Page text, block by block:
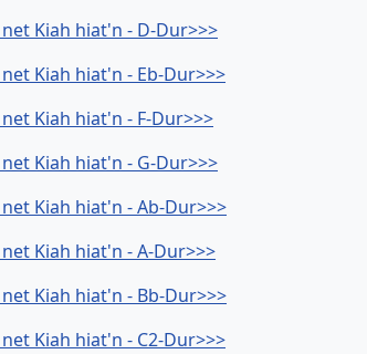
Kiah hiat'n - D-Dur>>>
Kiah hiat'n - Eb-Dur>>>
Kiah hiat'n - F-Dur>>>
Kiah hiat'n - G-Dur>>>
Kiah hiat'n - Ab-Dur>>>
Kiah hiat'n - A-Dur>>>
Kiah hiat'n - Bb-Dur>>>
Kiah hiat'n - C2-Dur>>>